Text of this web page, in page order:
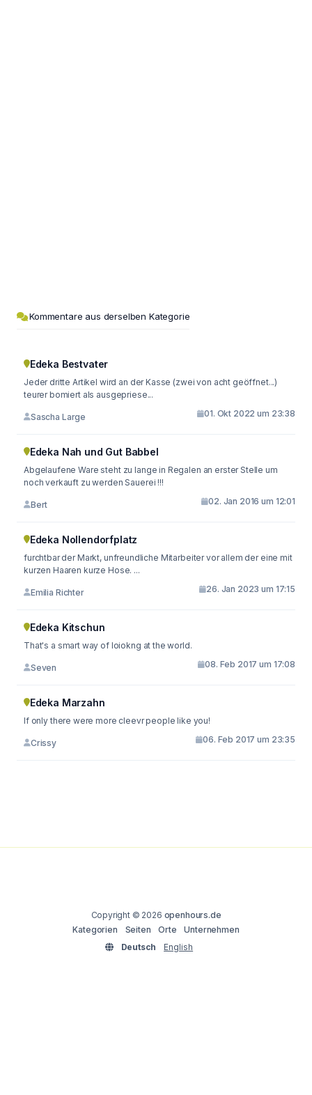
Kommentare aus derselben Kategorie
Edeka Bestvater
Jeder dritte Artikel wird an der Kasse (zwei von acht geöffnet...)
teurer bomiert als ausgepriese...
Sascha Large 01. Okt 2022 um 23:38
Edeka Nah und Gut Babbel
Abgelaufene Ware steht zu lange in Regalen an erster Stelle um
noch verkauft zu werden Sauerei !!!
Bert 02. Jan 2016 um 12:01
Edeka Nollendorfplatz
furchtbar der Markt, unfreundliche Mitarbeiter vor allem der eine mit
kurzen Haaren kurze Hose. ...
Emilia Richter 26. Jan 2023 um 17:15
Edeka Kitschun
That's a smart way of loiokng at the world.
Seven 08. Feb 2017 um 17:08
Edeka Marzahn
If only there were more cleevr people like you!
Crissy 06. Feb 2017 um 23:35
Copyright © 2026 openhours.de
Kategorien
Seiten Orte
Unternehmen
Deutsch
English